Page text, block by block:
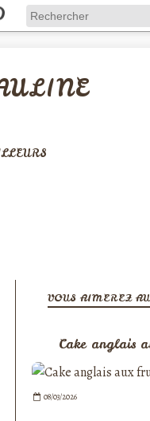
VOUS AIMEREZ
Cake anglais
08/03/2026